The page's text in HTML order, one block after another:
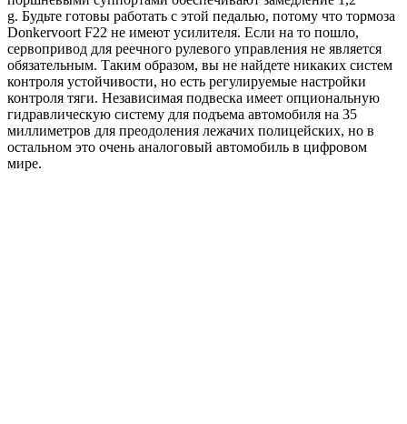
g. Будьте готовы работать с этой педалью, потому что тормоза
Donkervoort F22 не имеют усилителя. Если на то пошло,
сервопривод для реечного рулевого управления не является
обязательным. Таким образом, вы не найдете никаких систем
контроля устойчивости, но есть регулируемые настройки
контроля тяги. Независимая подвеска имеет опциональную
гидравлическую систему для подъема автомобиля на 35
миллиметров для преодоления лежачих полицейских, но в
остальном это очень аналоговый автомобиль в цифровом
мире.